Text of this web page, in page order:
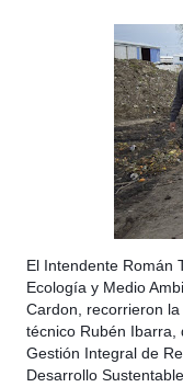
El Intendente Román
Ecología y Medio
Cardon, recorrieron
técnico Rubén Ibarra,
Gestión Integral de
Desarrollo